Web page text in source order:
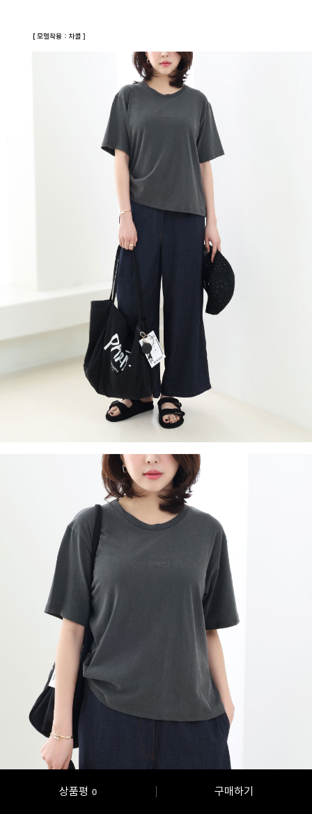
상품평 0 구매하기